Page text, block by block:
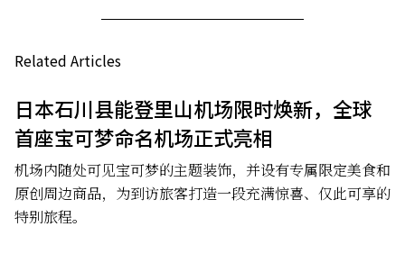
Related Articles
日本石川县能登里山机场限时焕新，全球
首座宝可梦命名机场正式亮相
机场内随处可见宝可梦的主题装饰，并设有专属限定美食和
原创周边商品，为到访旅客打造一段充满惊喜、仅此可享的
特别旅程。